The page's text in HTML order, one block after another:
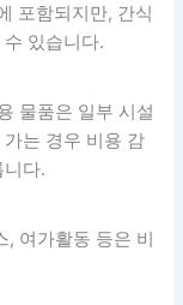
포함되지만, 간식
있습니다.
물품은 일부 시설
는 경우 비용 감
다.
, 여가활동 등은 비